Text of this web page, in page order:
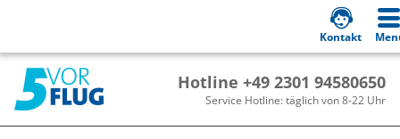
Hotline +49 2301 94580650
Service Hotline: täglich von 8-22 Uhr
Kontakt